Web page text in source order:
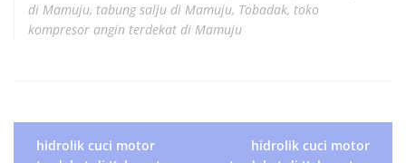
di Mamuju, tabung salju di Mamuju, Tobadak, toko
kompresor angin terdekat di Mamuju
hidrolik cuci motor
hidrolik cuci motor